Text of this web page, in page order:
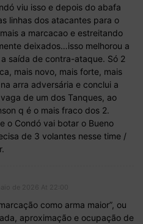
viu isso e depois do abafa
linhas dos atacantes para o
a marcacao e estreitando
deixados…isso melhorou a
saída de contra-ataque. Só 2
mais novo, mais forte, mais
arra adversária e conclui a
de um dos Tanques, ao
q é o mais fraco dos 2.
o Condó vai botar o Bueno
de 3 volantes nesse time /
como arma maior”, ou
aproximação e ocupação de